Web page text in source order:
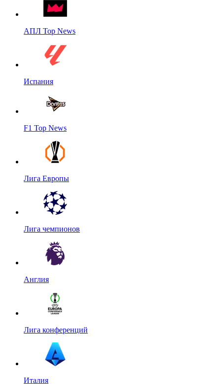
АПЛ Top News
Испания
F1 Top News
Лига Европы
Лига чемпионов
Англия
Лига конференций
Италия